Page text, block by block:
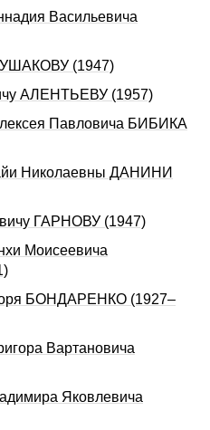
Васильевича
УШАКОВУ (1947)
АЛЕНТЬЕВУ (1957)
Павловича БИБИКА
Николаевны ДАHИHИ
ГАРНОВУ (1947)
Моисеевича
БОНДАРЕHКО (1927–
Вартановича
Яковлевича